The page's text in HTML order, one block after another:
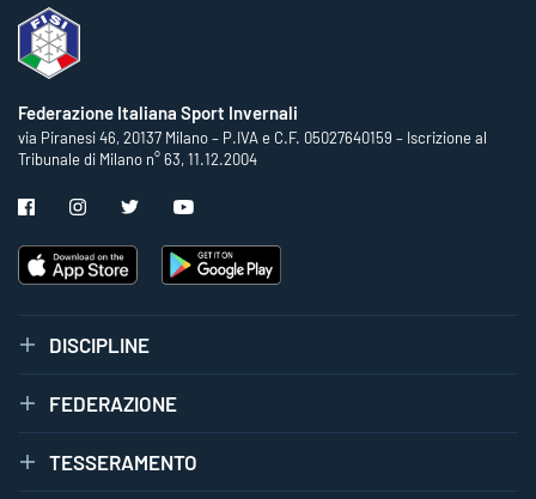
Federazione Italiana Sport Invernali
via Piranesi 46, 20137 Milano – P.IVA e C.F. 05027640159 – Iscrizione al
Tribunale di Milano n° 63, 11.12.2004
DISCIPLINE
FEDERAZIONE
TESSERAMENTO